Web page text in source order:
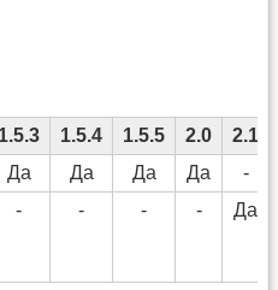
1.5.3 1.5.4 1.5.5 2.0
2.1
Да Да Да Да
-
- - - - Да